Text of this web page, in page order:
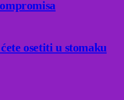
osetiti u stomaku